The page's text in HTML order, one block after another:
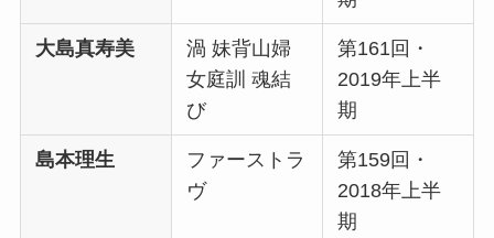
大島真寿美
渦 妹背山婦
女庭訓 魂結
び
第161回・
2019年上半
期
島本理生
ファーストラ
ヴ
第159回・
2018年上半
期